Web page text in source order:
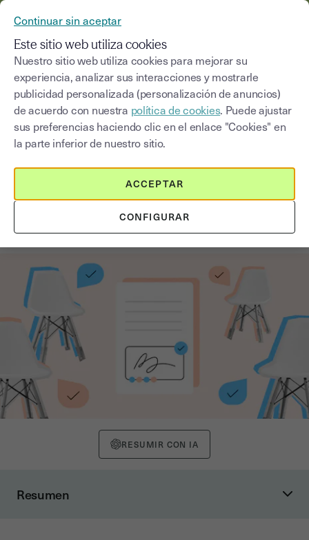
Blog
Seleccionar una categoría Saisissez un terme
¡Se puede firmar electrónicamente
el acta de una asamblea general!
RESUMIR CON IA
Resumen
Continuar sin aceptar
Este sitio web utiliza cookies
Nuestro sitio web utiliza cookies para mejorar su
experiencia, analizar sus interacciones y mostrarle
publicidad personalizada (personalización de anuncios)
de acuerdo con nuestra política de cookies. Puede ajustar
sus preferencias haciendo clic en el enlace "Cookies" en
la parte inferior de nuestro sitio.
CONFIGURAR
ACCEPTAR